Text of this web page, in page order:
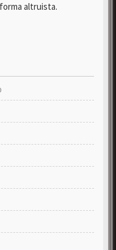
altruista.